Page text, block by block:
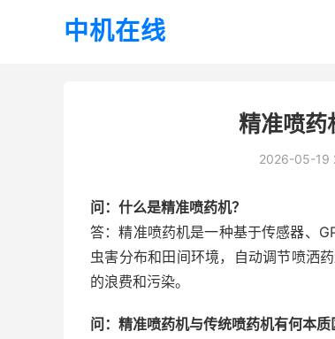
中机在线
精准喷药
2026-05-19
问：什么是精准喷药机？
答：精准喷药机是一种基于传感器、
虫害分布和田间环境，自动调节喷洒
的浪费和污染。
问：精准喷药机与传统喷药机有何本质